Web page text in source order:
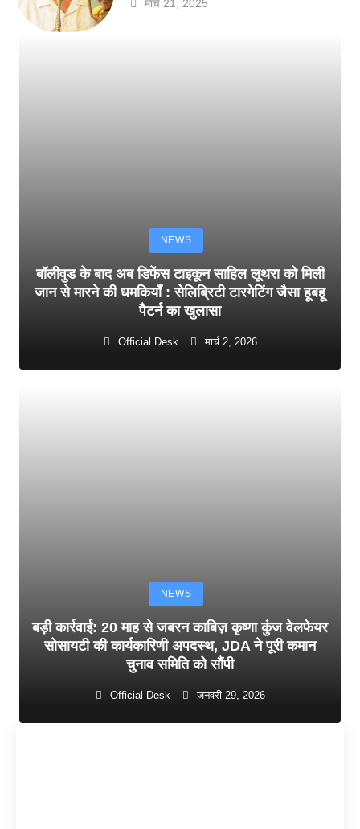
मार्च 21, 2025
NEWS
बॉलीवुड के बाद अब डिफेंस टाइकून साहिल लूथरा को मिली
जान से मारने की धमकियाँ : सेलिब्रिटी टारगेटिंग जैसा हूबहू
पैटर्न का खुलासा
Official Desk मार्च 2, 2026
NEWS
बड़ी कार्रवाई: 20 माह से जबरन काबिज़ कृष्णा कुंज वेलफेयर
सोसायटी की कार्यकारिणी अपदस्थ, JDA ने पूरी कमान
चुनाव समिति को सौंपी
Official Desk जनवरी 29, 2026